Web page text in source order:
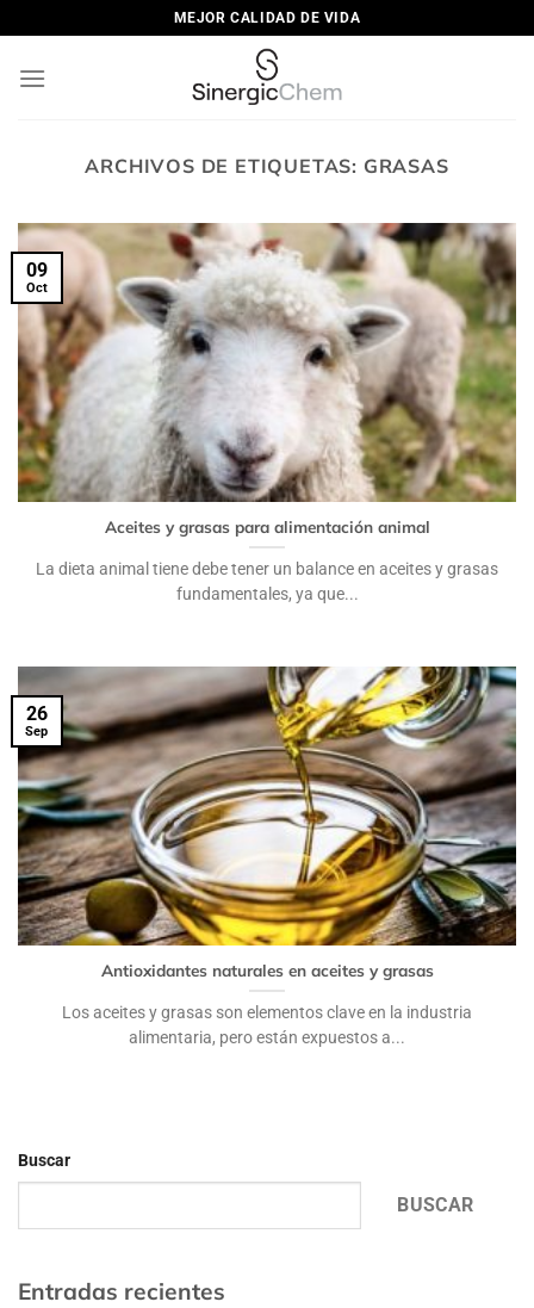
al
contenido
MEJOR CALIDAD DE VIDA
ARCHIVOS DE ETIQUETAS: GRASAS
Aceites y grasas para alimentación animal
La dieta animal tiene debe tener un balance en aceites y grasas
fundamentales, ya que...
09
Oct
Antioxidantes naturales en aceites y grasas
Los aceites y grasas son elementos clave en la industria
alimentaria, pero están expuestos a...
26
Sep
Buscar
BUSCAR
Entradas recientes